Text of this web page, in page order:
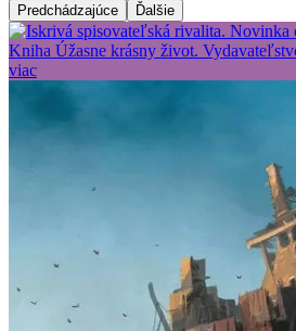
Predchádzajúce Ďalšie